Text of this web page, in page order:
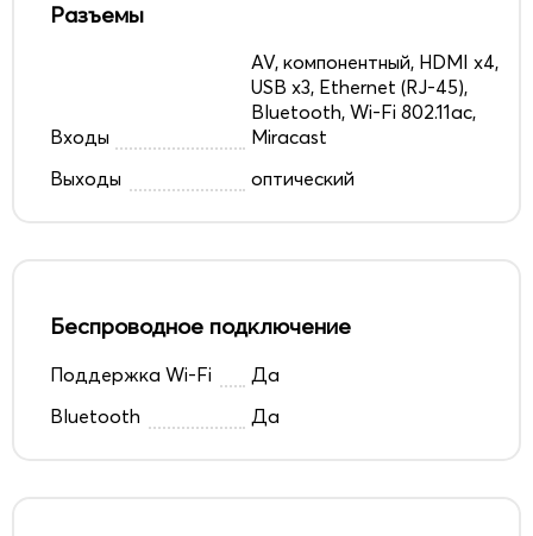
Разъемы
Входы
AV, компонентный, HDMI x4,
USB x3, Ethernet (RJ-45),
Bluetooth, Wi-Fi 802.11ac,
Miracast
Выходы
оптический
Беспроводное подключение
Поддержка Wi-Fi
Да
Bluetooth
Да